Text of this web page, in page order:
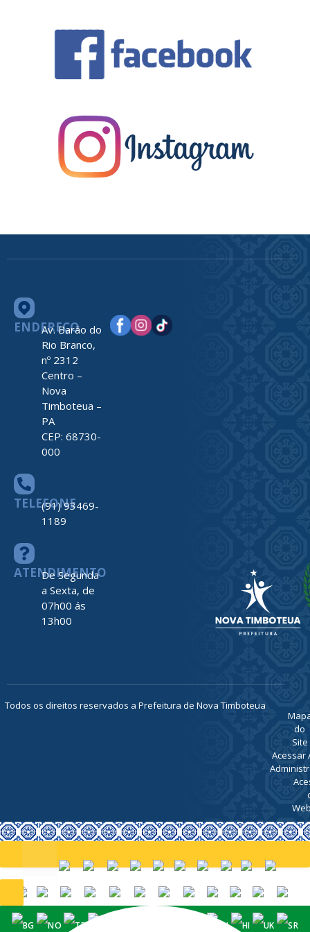
ENDEREÇO
Av. Barão do
Rio Branco,
nº 2312
Centro –
Nova
Timboteua –
PA
CEP: 68730-
000
TELEFONE
(91) 93469-
1189
ATENDIMENTO
De Segunda
a Sexta, de
07h00 ás
13h00
Todos os direitos reservados a Prefeitura de Nova Timboteua
do
Site
Acessar